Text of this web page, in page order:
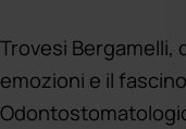
Trovesi Bergamelli,
emozioni e il